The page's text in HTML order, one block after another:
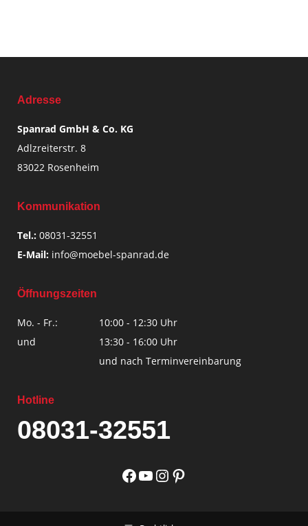
Adresse
Spanrad GmbH & Co. KG
Adlzreiterstr. 8
83022 Rosenheim
Kommunikation
Tel.: 08031-32551
E-Mail: info@moebel-spanrad.de
Öffnungszeiten
Mo. - Fr.:
und
10:00 - 12:30 Uhr
13:30 - 16:00 Uhr
und nach Terminvereinbarung
Hotline
08031-32551
Facebook
YouTube
Instagram
Pinterest